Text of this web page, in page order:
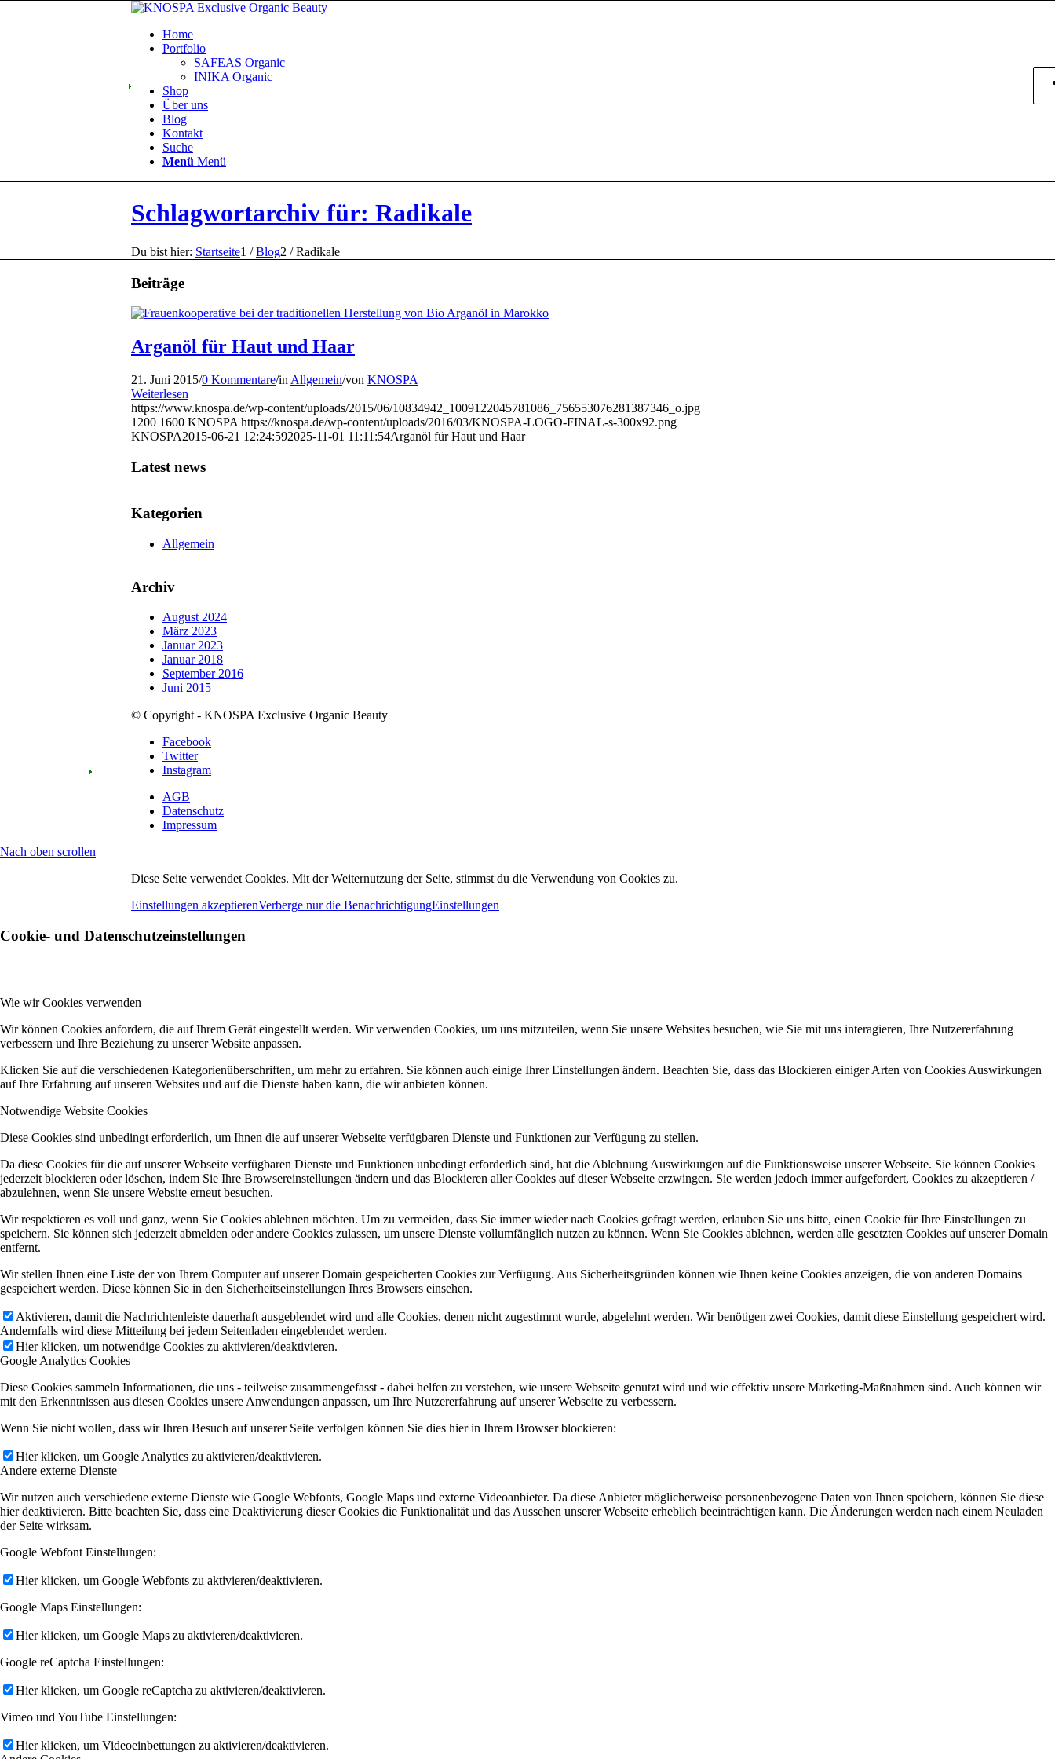
Home
Portfolio
SAFEAS Organic
INIKA Organic
Shop
Über uns
Blog
Kontakt
Suche
Menü Menü
Schlagwortarchiv für: Radikale
Du bist hier: Startseite1 / Blog2 / Radikale
Beiträge
Arganöl für Haut und Haar
21. Juni 2015/0 Kommentare/in Allgemein/von KNOSPA
Weiterlesen
https://www.knospa.de/wp-content/uploads/2015/06/10834942_1009122045781086_756553076281387346_o.jpg
1200 1600 KNOSPA https://knospa.de/wp-content/uploads/2016/03/KNOSPA-LOGO-FINAL-s-300x92.png
KNOSPA2015-06-21 12:24:592025-11-01 11:11:54Arganöl für Haut und Haar
Latest news
Kategorien
Allgemein
Archiv
August 2024
März 2023
Januar 2023
Januar 2018
September 2016
Juni 2015
© Copyright - KNOSPA Exclusive Organic Beauty
Facebook
Twitter
Instagram
AGB
Datenschutz
Impressum
Nach oben scrollen
Diese Seite verwendet Cookies. Mit der Weiternutzung der Seite, stimmst du die Verwendung von Cookies zu.
Einstellungen akzeptierenVerberge nur die BenachrichtigungEinstellungen
Cookie- und Datenschutzeinstellungen
Wie wir Cookies verwenden
Wir können Cookies anfordern, die auf Ihrem Gerät eingestellt werden. Wir verwenden Cookies, um uns mitzuteilen, wenn Sie unsere Websites besuchen, wie Sie mit uns interagieren, Ihre Nutzererfahrung
verbessern und Ihre Beziehung zu unserer Website anpassen.
Klicken Sie auf die verschiedenen Kategorienüberschriften, um mehr zu erfahren. Sie können auch einige Ihrer Einstellungen ändern. Beachten Sie, dass das Blockieren einiger Arten von Cookies Auswirkungen
auf Ihre Erfahrung auf unseren Websites und auf die Dienste haben kann, die wir anbieten können.
Notwendige Website Cookies
Diese Cookies sind unbedingt erforderlich, um Ihnen die auf unserer Webseite verfügbaren Dienste und Funktionen zur Verfügung zu stellen.
Da diese Cookies für die auf unserer Webseite verfügbaren Dienste und Funktionen unbedingt erforderlich sind, hat die Ablehnung Auswirkungen auf die Funktionsweise unserer Webseite. Sie können Cookies
jederzeit blockieren oder löschen, indem Sie Ihre Browsereinstellungen ändern und das Blockieren aller Cookies auf dieser Webseite erzwingen. Sie werden jedoch immer aufgefordert, Cookies zu akzeptieren /
abzulehnen, wenn Sie unsere Website erneut besuchen.
Wir respektieren es voll und ganz, wenn Sie Cookies ablehnen möchten. Um zu vermeiden, dass Sie immer wieder nach Cookies gefragt werden, erlauben Sie uns bitte, einen Cookie für Ihre Einstellungen zu
speichern. Sie können sich jederzeit abmelden oder andere Cookies zulassen, um unsere Dienste vollumfänglich nutzen zu können. Wenn Sie Cookies ablehnen, werden alle gesetzten Cookies auf unserer Domain
entfernt.
Wir stellen Ihnen eine Liste der von Ihrem Computer auf unserer Domain gespeicherten Cookies zur Verfügung. Aus Sicherheitsgründen können wie Ihnen keine Cookies anzeigen, die von anderen Domains
gespeichert werden. Diese können Sie in den Sicherheitseinstellungen Ihres Browsers einsehen.
Aktivieren, damit die Nachrichtenleiste dauerhaft ausgeblendet wird und alle Cookies, denen nicht zugestimmt wurde, abgelehnt werden. Wir benötigen zwei Cookies, damit diese Einstellung gespeichert wird.
Andernfalls wird diese Mitteilung bei jedem Seitenladen eingeblendet werden.
Hier klicken, um notwendige Cookies zu aktivieren/deaktivieren.
Google Analytics Cookies
Diese Cookies sammeln Informationen, die uns - teilweise zusammengefasst - dabei helfen zu verstehen, wie unsere Webseite genutzt wird und wie effektiv unsere Marketing-Maßnahmen sind. Auch können wir
mit den Erkenntnissen aus diesen Cookies unsere Anwendungen anpassen, um Ihre Nutzererfahrung auf unserer Webseite zu verbessern.
Wenn Sie nicht wollen, dass wir Ihren Besuch auf unserer Seite verfolgen können Sie dies hier in Ihrem Browser blockieren:
Hier klicken, um Google Analytics zu aktivieren/deaktivieren.
Andere externe Dienste
Wir nutzen auch verschiedene externe Dienste wie Google Webfonts, Google Maps und externe Videoanbieter. Da diese Anbieter möglicherweise personenbezogene Daten von Ihnen speichern, können Sie diese
hier deaktivieren. Bitte beachten Sie, dass eine Deaktivierung dieser Cookies die Funktionalität und das Aussehen unserer Webseite erheblich beeinträchtigen kann. Die Änderungen werden nach einem Neuladen
der Seite wirksam.
Google Webfont Einstellungen:
Hier klicken, um Google Webfonts zu aktivieren/deaktivieren.
Google Maps Einstellungen:
Hier klicken, um Google Maps zu aktivieren/deaktivieren.
Google reCaptcha Einstellungen:
Hier klicken, um Google reCaptcha zu aktivieren/deaktivieren.
Vimeo und YouTube Einstellungen:
Hier klicken, um Videoeinbettungen zu aktivieren/deaktivieren.